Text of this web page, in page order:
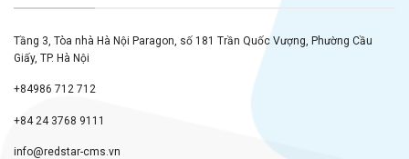
Tầng 3, Tòa nhà Hà Nội Paragon, số 181 Trần Quốc Vượng, Phường Cầu
Giấy, TP. Hà Nội
+84986 712 712
+84 24 3768 9111
info@redstar-cms.vn